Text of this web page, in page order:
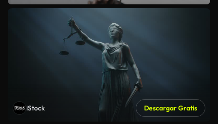
iStock Descargar Gratis